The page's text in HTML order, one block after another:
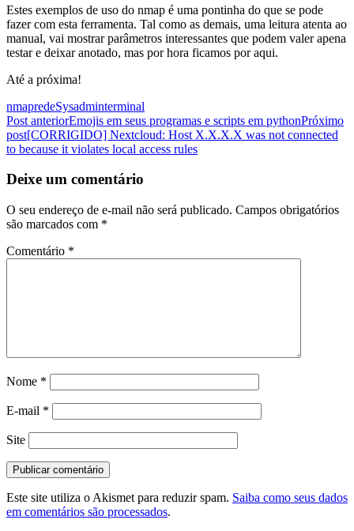
Estes exemplos de uso do nmap é uma pontinha do que se pode
fazer com esta ferramenta. Tal como as demais, uma leitura atenta ao
manual, vai mostrar parâmetros interessantes que podem valer apena
testar e deixar anotado, mas por hora ficamos por aqui.
Até a próxima!
nmapredeSysadminterminal
Navegação
de
Post anteriorEmojis em seus programas e scripts em pythonPróximo
post[CORRIGIDO] Nextcloud: Host X.X.X.X was not connected
to because it violates local access rules
Deixe um comentário
O seu endereço de e-mail não será publicado. Campos obrigatórios
são marcados com *
Comentário *
Nome *
E-mail *
Site
Este site utiliza o Akismet para reduzir spam. Saiba como seus dados
em comentários são processados.